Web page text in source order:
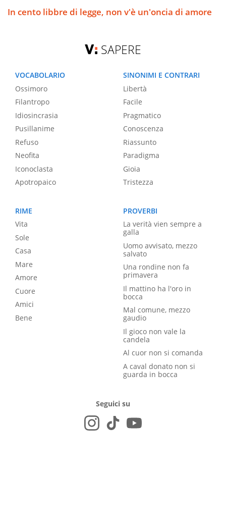
In cento libbre di legge, non v'è un'oncia di amore
SAPERE
VOCABOLARIO
Ossimoro
Filantropo
Idiosincrasia
Pusillanime
Refuso
Neofita
Iconoclasta
Apotropaico
SINONIMI E CONTRARI
Libertà
Facile
Pragmatico
Conoscenza
Riassunto
Paradigma
Gioia
Tristezza
RIME
Vita
Sole
Casa
Mare
Amore
Cuore
Amici
Bene
PROVERBI
La verità vien sempre a
galla
Uomo avvisato, mezzo
salvato
Una rondine non fa
primavera
Il mattino ha l'oro in
bocca
Mal comune, mezzo
gaudio
Il gioco non vale la
candela
Al cuor non si comanda
A caval donato non si
guarda in bocca
Seguici su